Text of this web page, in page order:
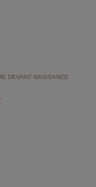
DEVANT NAISSANCE